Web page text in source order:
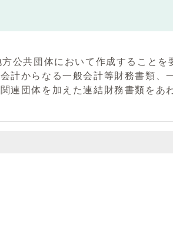
公共団体において作成することを
計からなる一般会計等財務書類、
連団体を加えた連結財務書類をあ